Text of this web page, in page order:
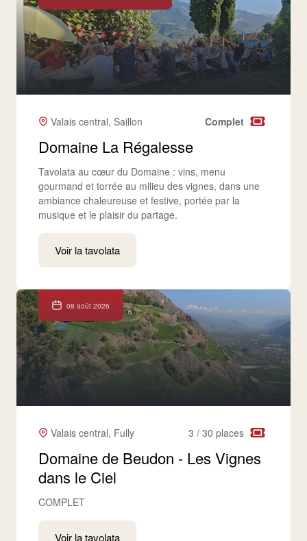
Valais central, Saillon Complet
Domaine La Régalesse
Tavolata au cœur du Domaine : vins, menu
gourmand et torrée au milieu des vignes, dans une
ambiance chaleureuse et festive, portée par la
musique et le plaisir du partage.
Voir la tavolata
08 août 2026
Valais central, Fully 3 / 30 places
Domaine de Beudon - Les Vignes
dans le Ciel
COMPLET
Voir la tavolata